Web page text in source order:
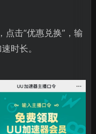
点击“优惠兑换”，输
时长。